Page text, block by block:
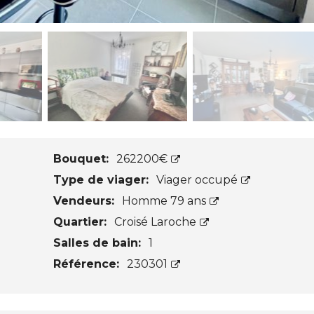
Bouquet: 262200€
Type de viager: Viager occupé
Vendeurs:
Homme 79 ans
Quartier: Croisé Laroche
Salles de bain: 1
Référence: 230301